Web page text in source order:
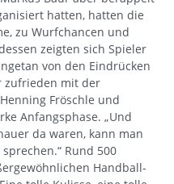
hatten, hatten die
zu Wurfchancen und
zeigten sich Spieler
von den Eindrücken
zufrieden mit der
Fröschle und
Anfangsphase. „Und
da waren, kann man
Rund 500
Handball-